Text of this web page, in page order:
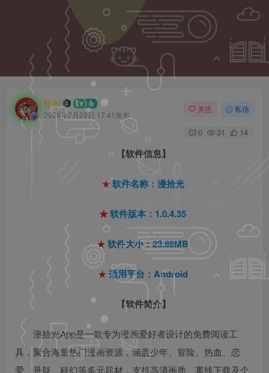
怪咖
2026年7月29日 17:41发布
关注 私信
0 31 14
【软件信息】
★软件名称：漫拾光
★软件版本：1.0.4.35
★软件大小：23.88MB
★适用平台：Android
【软件简介】
漫拾光App是一款专为漫画爱好者设计的免费阅读工
具，聚合海量热门漫画资源，涵盖少年、冒险、热血、恋
爱、悬疑、科幻等多元题材，支持高清画质、离线下载及个